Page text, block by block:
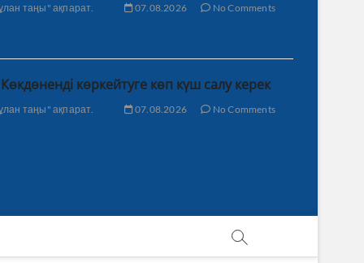
таңы" ақпарат. 07.08.2026 No Comments
Көкдөненді көркейтуге көп күш салу керек
таңы" ақпарат. 07.08.2026 No Comments